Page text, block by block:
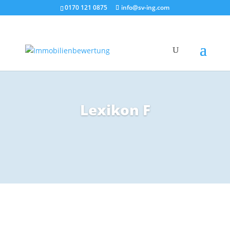
0170 121 0875 info@sv-ing.com
Lexikon F